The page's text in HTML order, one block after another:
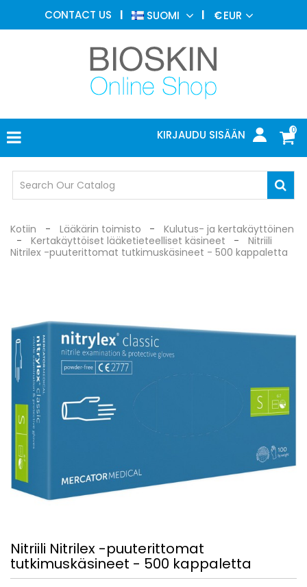
CONTACT US SUOMI €EUR
0
KIRJAUDU SISÄÄN
ESTEETTINEN
LÄÄKETIEDE
IHOTAUTIOPPI
VALOHOITO
LÄÄKETIETEELLISET
LÄÄKÄRIN
TOIMISTO
SUOJALASIT
Kotiin Lääkärin toimisto
Kulutus- ja kertakäyttöinen
Kertakäyttöiset lääketieteelliset käsineet
Nitriili
Nitrilex -puuterittomat tutkimuskäsineet - 500 kappaletta
Nitriili Nitrilex -puuterittomat
tutkimuskäsineet - 500 kappaletta